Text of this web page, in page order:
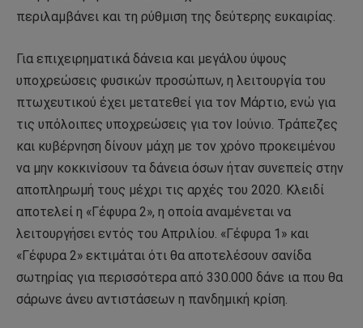
περιλαμβάνει και τη ρύθμιση της δεύτερης ευκαιρίας.
Για επιχειρηματικά δάνεια και μεγάλου ύψους
υποχρεώσεις φυσικών προσώπων, η λειτουργία του
πτωχευτικού έχει μετατεθεί για τον Μάρτιο, ενώ για
τις υπόλοιπες υποχρεώσεις για τον Ιούνιο. Τράπεζες
και κυβέρνηση δίνουν μάχη με τον χρόνο προκειμένου
να μην κοκκινίσουν τα δάνεια όσων ήταν συνεπείς στην
αποπληρωμή τους μέχρι τις αρχές του 2020. Κλειδί
αποτελεί η «Γέφυρα 2», η οποία αναμένεται να
λειτουργήσει εντός του Απριλίου. «Γέφυρα 1» και
«Γέφυρα 2» εκτιμάται ότι θα αποτελέσουν σανίδα
σωτηρίας για περισσότερα από 330.000 δάνε ια που θα
σάρωνε άνευ αντιστάσεων η πανδημική κρίση.